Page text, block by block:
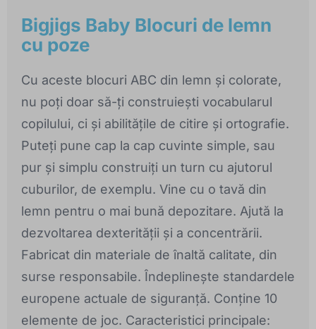
Bigjigs Baby Blocuri de lemn
cu poze
Cu aceste blocuri ABC din lemn și colorate,
nu poți doar să-ți construiești vocabularul
copilului, ci și abilitățile de citire și ortografie.
Puteți pune cap la cap cuvinte simple, sau
pur și simplu construiți un turn cu ajutorul
cuburilor, de exemplu. Vine cu o tavă din
lemn pentru o mai bună depozitare. Ajută la
dezvoltarea dexterității și a concentrării.
Fabricat din materiale de înaltă calitate, din
surse responsabile. Îndeplinește standardele
europene actuale de siguranță. Conține 10
elemente de joc. Caracteristici principale: